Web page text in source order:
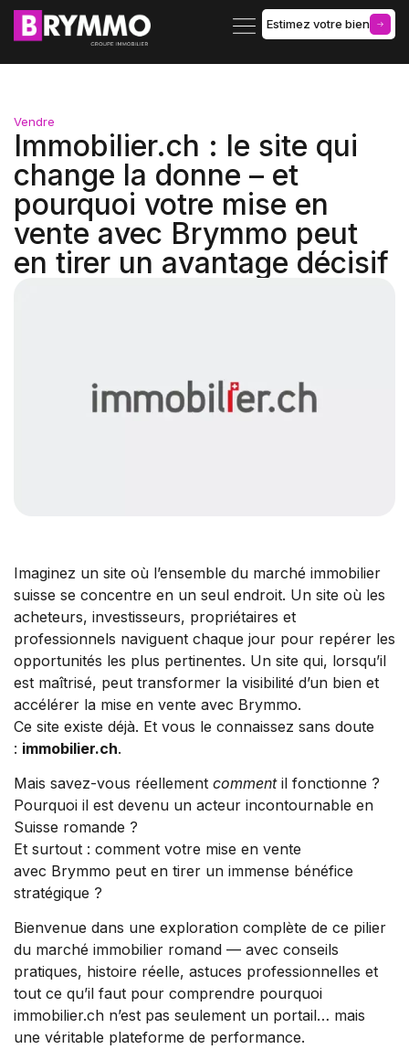
Estimez votre bien
Vendre
Immobilier.ch : le site qui
change la donne – et
pourquoi votre mise en
vente avec Brymmo peut
en tirer un avantage décisif
Imaginez un site où l’ensemble du marché immobilier
suisse se concentre en un seul endroit. Un site où les
acheteurs, investisseurs, propriétaires et
professionnels naviguent chaque jour pour repérer les
opportunités les plus pertinentes. Un site qui, lorsqu’il
est maîtrisé, peut transformer la visibilité d’un bien et
accélérer la mise en vente avec Brymmo.
Ce site existe déjà. Et vous le connaissez sans doute
: immobilier.ch.
Mais savez-vous réellement commentil fonctionne ?
Pourquoi il est devenu un acteur incontournable en
Suisse romande ?
Et surtout : comment votre mise en vente
avec Brymmo peut en tirer un immense bénéfice
stratégique ?
Bienvenue dans une exploration complète de ce pilier
du marché immobilier romand — avec conseils
pratiques, histoire réelle, astuces professionnelles et
tout ce qu’il faut pour comprendre pourquoi
immobilier.ch n’est pas seulement un portail… mais
une véritable plateforme de performance.